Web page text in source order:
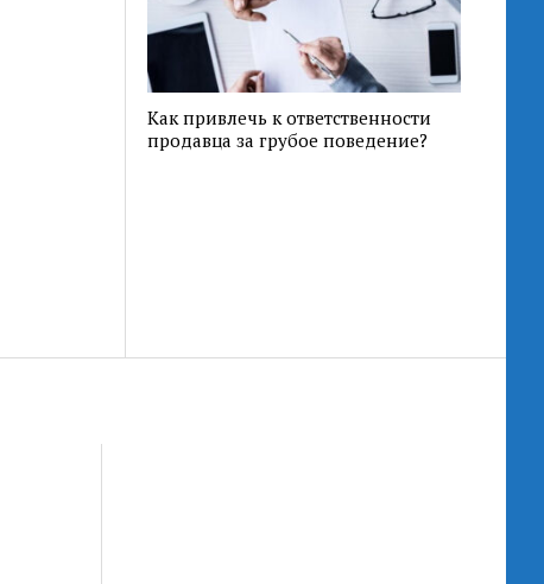
Как привлечь к ответственности
продавца за грубое поведение?